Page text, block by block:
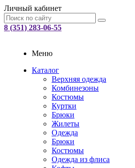
Личный кабинет
8 (351) 283-06-55
Меню
Каталог
Верхняя одежда
Комбинезоны
Костюмы
Куртки
Брюки
Жилеты
Одежда
Брюки
Костюмы
Одежда из флиса